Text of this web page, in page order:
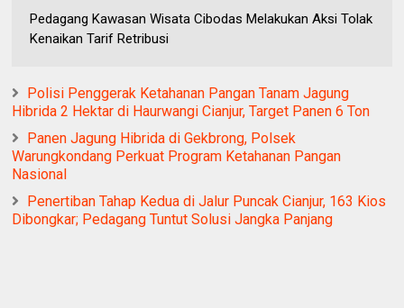
Pedagang Kawasan Wisata Cibodas Melakukan Aksi Tolak
Kenaikan Tarif Retribusi
Polisi Penggerak Ketahanan Pangan Tanam Jagung
Hibrida 2 Hektar di Haurwangi Cianjur, Target Panen 6 Ton
Panen Jagung Hibrida di Gekbrong, Polsek
Warungkondang Perkuat Program Ketahanan Pangan
Nasional
Penertiban Tahap Kedua di Jalur Puncak Cianjur, 163 Kios
Dibongkar; Pedagang Tuntut Solusi Jangka Panjang